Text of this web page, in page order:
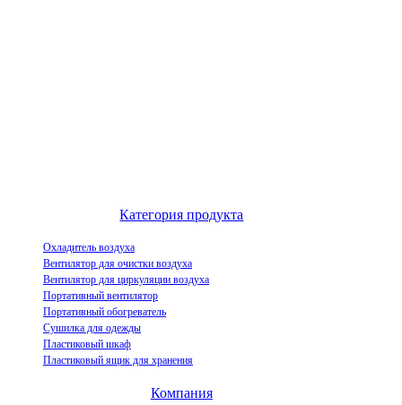
Категория продукта
Охладитель воздуха
Вентилятор для очистки воздуха
Вентилятор для циркуляции воздуха
Портативный вентилятор
Портативный обогреватель
Сушилка для одежды
Пластиковый шкаф
Пластиковый ящик для хранения
Компания